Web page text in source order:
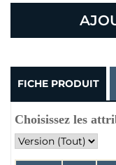
FICHE PRODUIT
Choisissez les